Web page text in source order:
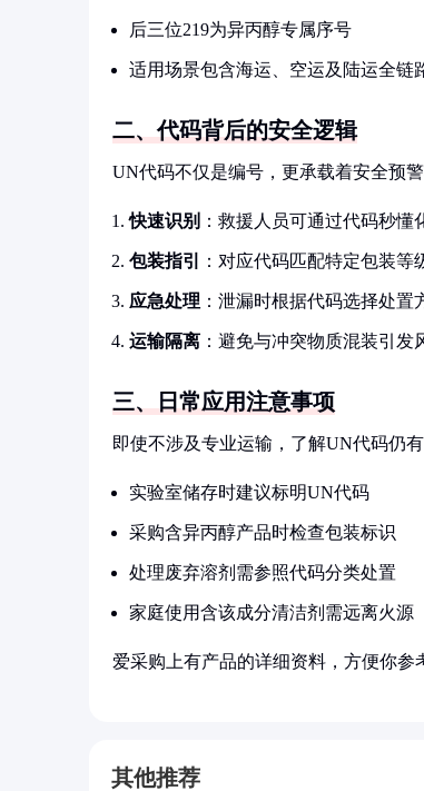
后三位219为异丙醇专属序号
适用场景包含海运、空运及陆运全链
二、代码背后的安全逻辑
UN代码不仅是编号，更承载着安全预警
快速识别 ：救援人员可通过代码秒懂
包装指引 ：对应代码匹配特定包装等
应急处理 ：泄漏时根据代码选择处置
运输隔离 ：避免与冲突物质混装引发
三、日常应用注意事项
即使不涉及专业运输，了解UN代码仍有
实验室储存时建议标明UN代码
采购含异丙醇产品时检查包装标识
处理废弃溶剂需参照代码分类处置
家庭使用含该成分清洁剂需远离火源
爱采购上有产品的详细资料，方便你
其他推荐